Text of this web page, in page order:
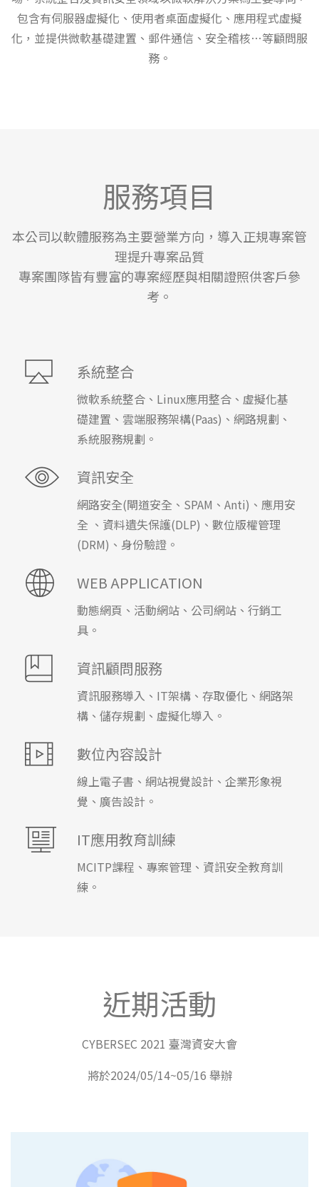
包含有伺服器虛擬化、使用者桌面虛擬化、應用程式虛擬
化，並提供微軟基礎建置、郵件通信、安全稽核…等顧問服
務。
服務項目
本公司以軟體服務為主要營業方向，導入正規專案管
理提升專案品質
專案團隊皆有豐富的專案經歷與相關證照供客戶參
考。
系統整合
微軟系統整合、Linux應用整合、虛擬化基
礎建置、雲端服務架構(Paas)、網路規劃、
系統服務規劃。
資訊安全
網路安全(閘道安全、SPAM、Anti)、應用安
全 、資料遺失保護(DLP)、數位版權管理
(DRM)、身份驗證。
WEB APPLICATION
動態網頁、活動網站、公司網站、行銷工
具。
資訊顧問服務
資訊服務導入、IT架構、存取優化、網路架
構、儲存規劃、虛擬化導入。
數位內容設計
線上電子書、網站視覺設計、企業形象視
覺、廣告設計。
IT應用教育訓練
MCITP課程、專案管理、資訊安全教育訓
練。
近期活動
CYBERSEC 2021 臺灣資安大會
將於2024/05/14~05/16 舉辦